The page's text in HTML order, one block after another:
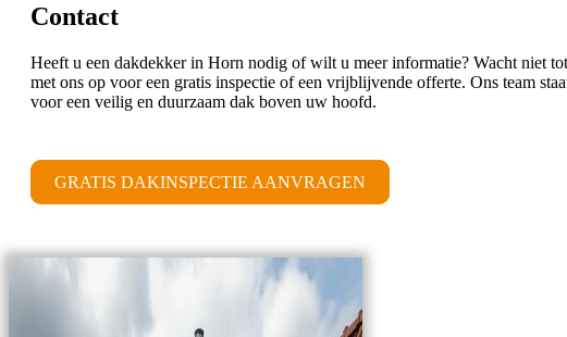
Contact
Heeft u een dakdekker in Horn nodig of wilt u meer informatie? Wacht niet
met ons op voor een gratis inspectie of een vrijblijvende offerte. Ons team
voor een veilig en duurzaam dak boven uw hoofd.
GRATIS DAKINSPECTIE AANVRAGEN